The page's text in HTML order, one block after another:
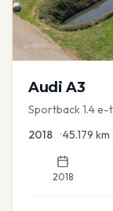
Audi A3
Sportback 1.4
2018 •45.179 km
2018